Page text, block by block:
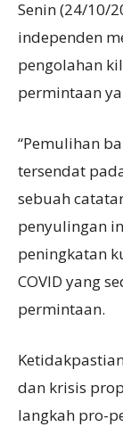
Senin (24/10/
independen
pengolahan
permintaan
“Pemulihan
tersendat
sebuah
penyulingan
peningkatan
COVID yang
permintaan.
dan krisis
langkah pro-